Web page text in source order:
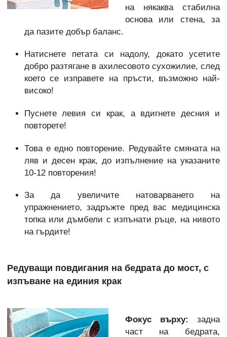
на някаква стабилна
основа или стена, за
да пазите добър баланс.
Натиснете петата си надолу, докато усетите
добро разтягане в ахилесовото сухожилие, след
което се изправете на пръсти, възможно най-
високо!
Пуснете левия си крак, а вдигнете десния и
повторете!
Това е едно повторение. Редувайте смяната на
ляв и десен крак, до изпълнение на указаните
10-12 повторения!
За да увеличите натоварването на
упражнението, задръжте пред вас медицинска
топка или дъмбели с изпънати ръце, на нивото
на гърдите!
Редуващи повдигания на бедрата до мост, с
изпъване на единия крак
Фокус върху: задна
част на бедрата,